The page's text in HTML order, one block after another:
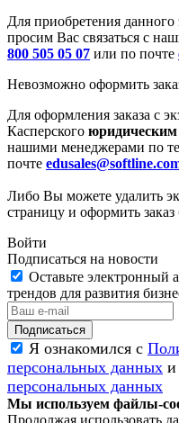
Для приобретения данного
просим Вас связаться с
800 505 05 07 или по почте
Невозможно оформить
Для оформления заказа с
Касперского
нашими менеджерами по
почте
Либо Вы можете удалить
страницу и оформить заказ
Войти
Подписаться на новости
Оставьте электронный
трендов для развития
Я ознакомился с
персональных данных
персональных данных
Мы используем файлы-